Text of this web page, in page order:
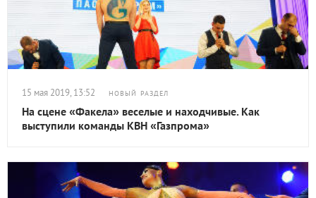
15 мая 2019, 13:52 НОВЫЙ РАЗДЕЛ
На сцене «Факела» веселые и находчивые. Как
выступили команды КВН «Газпрома»